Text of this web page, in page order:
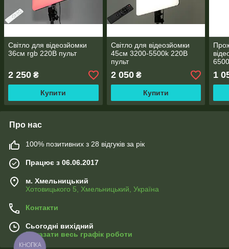
Світло для відеозйомки
36см rgb 220В пульт
2 250 ₴
Купити
Світло для відеозйомки
45см 3200-5500k 220В
пульт
2 050₴
Купити
1
Про нас
100% позитивних з 28 відгуків за рік
Працює з 06.06.2017
м. Хмельницький
Хотовицького 5, Хмельницький, Україна
Контакти
Сьогодні вихідний
Показати весь графік роботи
КНОПКА